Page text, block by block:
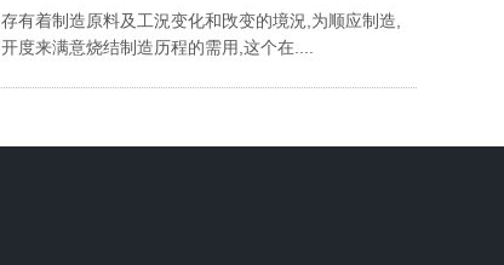
有着制造原料及工況变化和攺变的境況,为顺应制造,
度来满意烧结制造历程的需用,这个在....